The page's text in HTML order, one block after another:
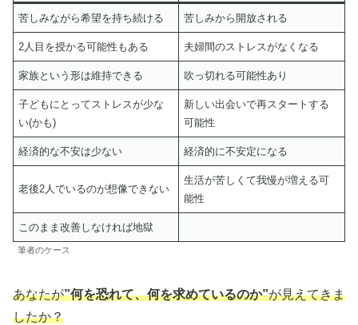
苦しみながら希望を持ち続ける 苦しみから開放される
2人目を授かる可能性もある 夫婦間のストレスがなくなる
家族という形は維持できる 吹っ切れる可能性あり
子どもにとってストレスが少な
い(かも)
新しい出会いで再スタートする
可能性
経済的な不安は少ない 経済的に不安定になる
老後2人でいるのが想像できない
生活が苦しくて我慢が増える可
能性
このまま改善しなければ地獄
筆者のケース
あなたが”何を恐れて、何を求めているのか”が見えてきま
したか？